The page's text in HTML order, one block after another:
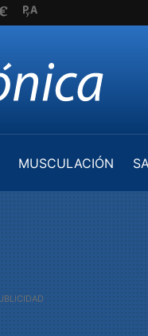
MUSCULACIÓN